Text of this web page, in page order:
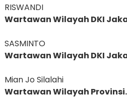
RISWANDI
Wartawan Wilayah DKI
SASMINTO
Wartawan Wilayah DKI
Mian Jo Silalahi
Wartawan Wilayah